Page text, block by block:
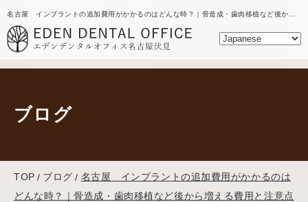
ブログ
TOP ブログ
名古屋 インプラントの追加費用がかかるのは
どんな時？｜骨造成・歯肉移植など後から増える費用と注意点